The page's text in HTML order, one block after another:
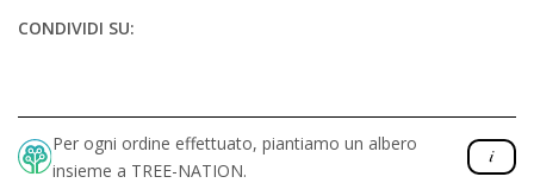
CONDIVIDI SU:
Per ogni ordine effettuato, piantiamo un albero
insieme a TREE-NATION.